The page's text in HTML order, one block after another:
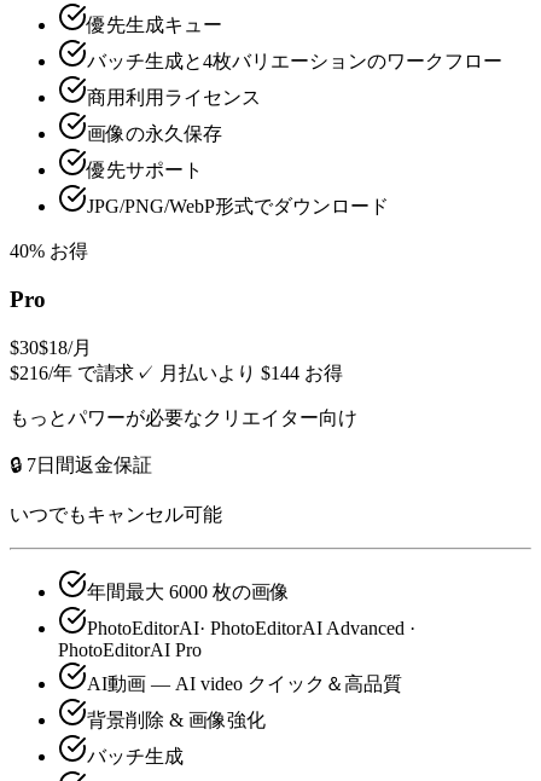
優先生成キュー
バッチ生成と4枚バリエーションのワークフロー
商用利用ライセンス
画像の永久保存
優先サポート
JPG/PNG/WebP形式でダウンロード
40% お得
Pro
$30$18/月
$216/年 で請求 ✓ 月払いより $144 お得
もっとパワーが必要なクリエイター向け
🔒 7日間返金保証
いつでもキャンセル可能
年間最大 6000 枚の画像
PhotoEditorAI· PhotoEditorAI Advanced ·
PhotoEditorAI Pro
AI動画 — AI video クイック＆高品質
背景削除 & 画像強化
バッチ生成